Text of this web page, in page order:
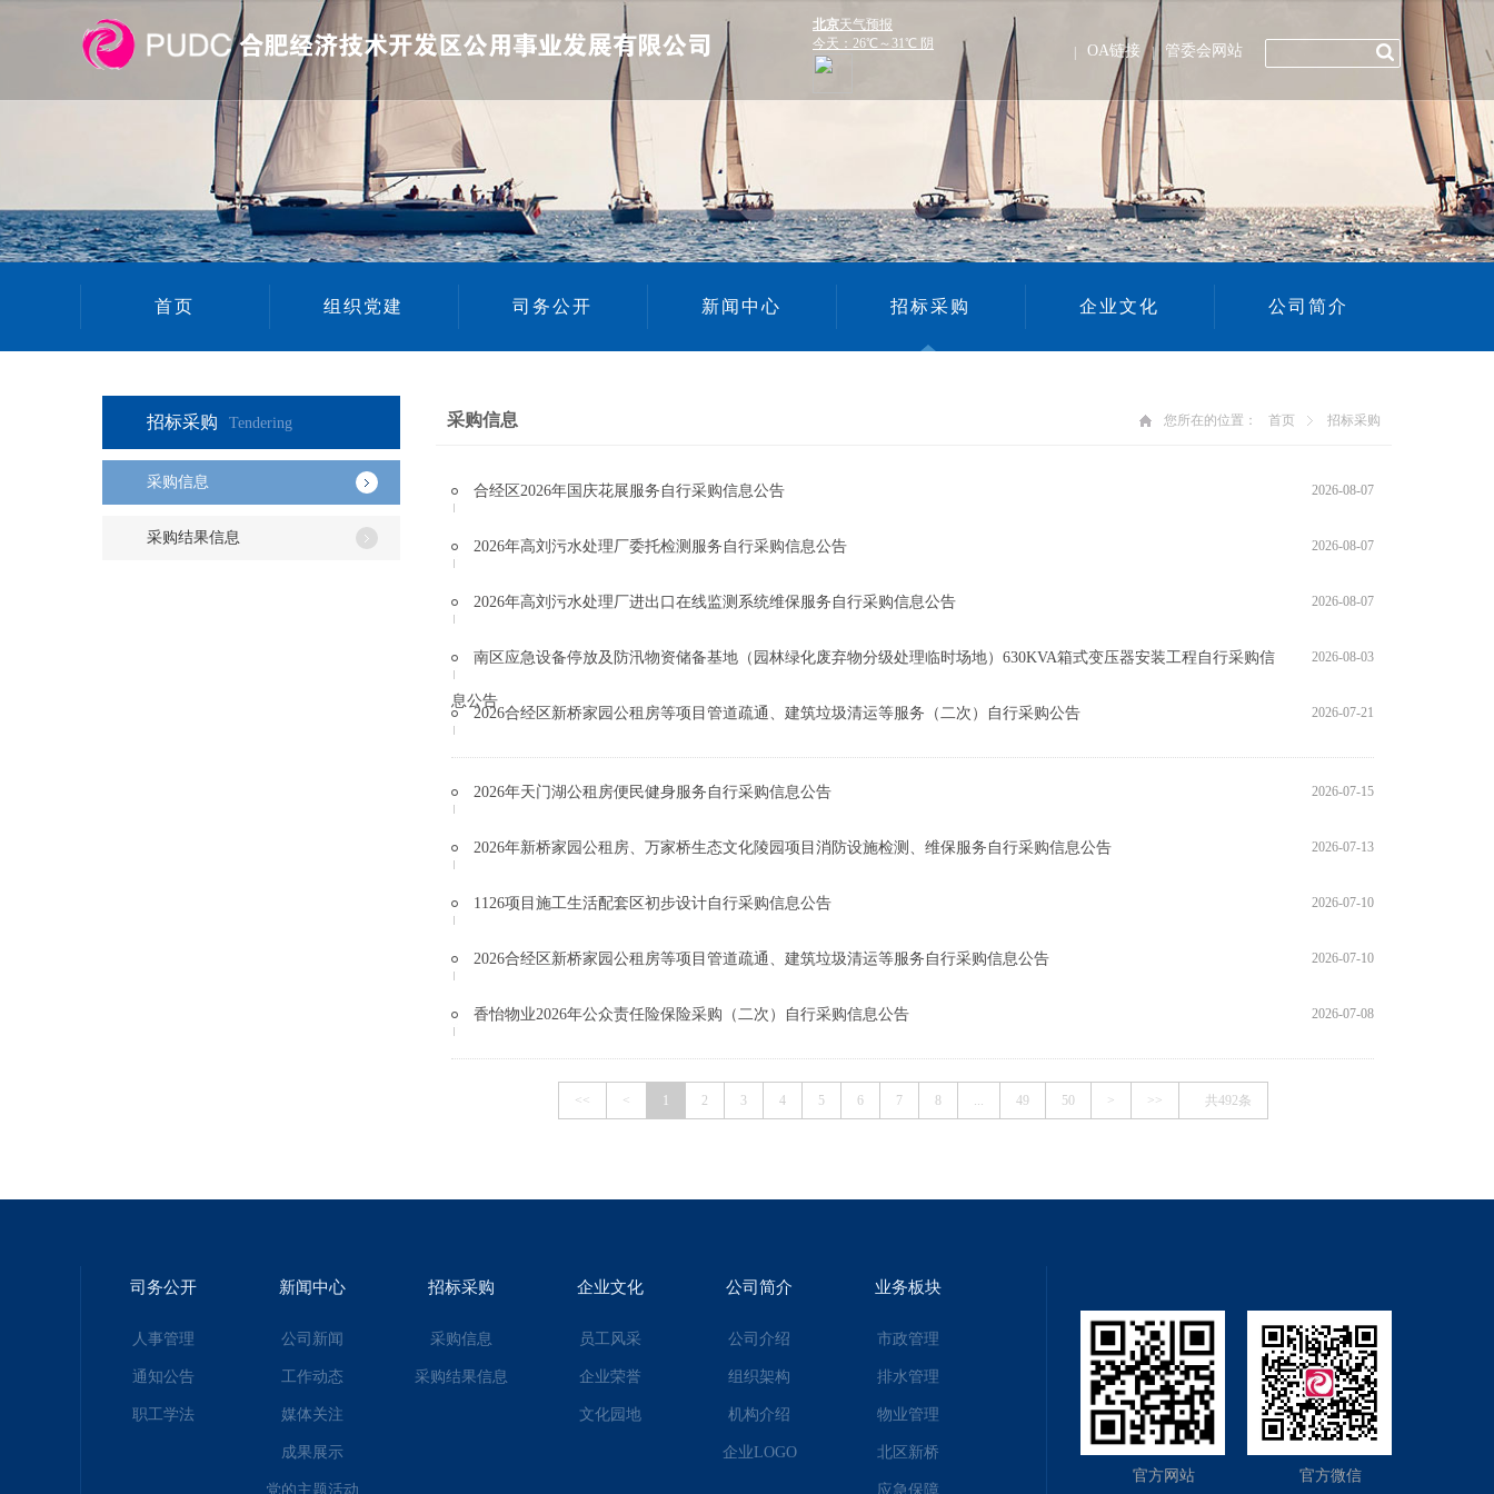
OA链接 | 管委会网站
首页 组织党建 司务公开 新闻中心 招标采购 企业文化 公司简介
招标采购 Tendering
采购信息
采购结果信息
采购信息 您所在的位置： 首页 招标采购
2026-08-07
合经区2026年国庆花展服务自行采购信息公告
2026-08-07
2026年高刘污水处理厂委托检测服务自行采购信息公告
2026-08-07
2026年高刘污水处理厂进出口在线监测系统维保服务自行采购信息公告
2026-08-03
南区应急设备停放及防汛物资储备基地（园林绿化废弃物分级处理临时场地）630KVA箱式变压器安装工程自行采购信
息公告
2026-07-21
2026合经区新桥家园公租房等项目管道疏通、建筑垃圾清运等服务（二次）自行采购公告
2026-07-15
2026年天门湖公租房便民健身服务自行采购信息公告
2026-07-13
2026年新桥家园公租房、万家桥生态文化陵园项目消防设施检测、维保服务自行采购信息公告
2026-07-10
1126项目施工生活配套区初步设计自行采购信息公告
2026-07-10
2026合经区新桥家园公租房等项目管道疏通、建筑垃圾清运等服务自行采购信息公告
2026-07-08
香怡物业2026年公众责任险保险采购（二次）自行采购信息公告
<< < 1 2 3 4 5 6 7 8 ... 49 50 > >> 共492条
司务公开
人事管理
通知公告
职工学法
新闻中心
公司新闻
工作动态
媒体关注
成果展示
党的主题活动
招标采购
采购信息
采购结果信息
企业文化
员工风采
企业荣誉
文化园地
公司简介
公司介绍
组织架构
机构介绍
企业LOGO
业务板块
市政管理
排水管理
物业管理
北区新桥
应急保障
官方微信
官方网站